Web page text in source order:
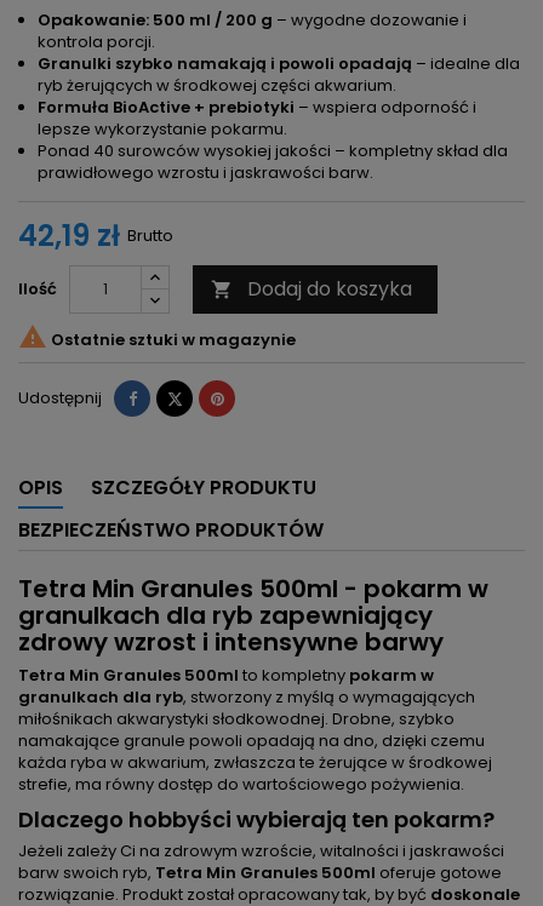
Opakowanie: 500 ml / 200 g – wygodne dozowanie i
kontrola porcji.
Granulki szybko namakają i powoli opadają – idealne dla
ryb żerujących w środkowej części akwarium.
Formuła BioActive + prebiotyki – wspiera odporność i
lepsze wykorzystanie pokarmu.
Ponad 40 surowców wysokiej jakości – kompletny skład dla
prawidłowego wzrostu i jaskrawości barw.
42,19 zł Brutto
Ilość  Dodaj do koszyka
 Ostatnie sztuki w magazynie
Udostępnij Udostępnij
TweetujPinterest
OPIS
SZCZEGÓŁY PRODUKTU
BEZPIECZEŃSTWO PRODUKTÓW
Tetra Min Granules 500ml - pokarm w
granulkach dla ryb zapewniający
zdrowy wzrost i intensywne barwy
Tetra Min Granules 500ml to kompletny pokarm w
granulkach dla ryb, stworzony z myślą o wymagających
miłośnikach akwarystyki słodkowodnej. Drobne, szybko
namakające granule powoli opadają na dno, dzięki czemu
każda ryba w akwarium, zwłaszcza te żerujące w środkowej
strefie, ma równy dostęp do wartościowego pożywienia.
Dlaczego hobbyści wybierają ten pokarm?
Jeżeli zależy Ci na zdrowym wzroście, witalności i jaskrawości
barw swoich ryb, Tetra Min Granules 500ml oferuje gotowe
rozwiązanie. Produkt został opracowany tak, by być doskonale